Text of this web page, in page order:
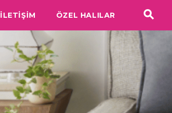
İLETİŞİM ÖZEL HALILAR